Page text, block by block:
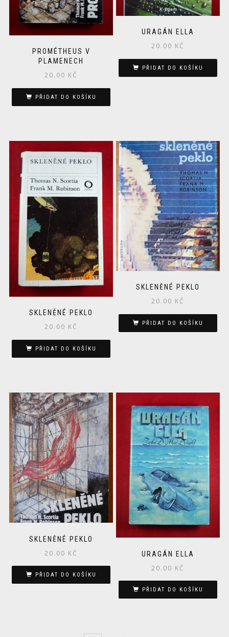
PROMÉTHEUS V
PLAMENECH
20.00 KČ
PŘIDAT DO KOŠÍKU
URAGÁN ELLA
20.00 KČ
PŘIDAT DO KOŠÍKU
SKLENĚNÉ PEKLO
20.00 KČ
PŘIDAT DO KOŠÍKU
SKLENĚNÉ PEKLO
20.00 KČ
PŘIDAT DO KOŠÍKU
SKLENĚNÉ PEKLO
20.00 KČ
PŘIDAT DO KOŠÍKU
URAGÁN ELLA
20.00 KČ
PŘIDAT DO KOŠÍKU